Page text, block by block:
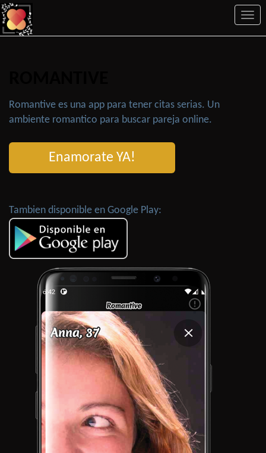
Romantive es una app para tener citas serias. Un
ambiente romantico para buscar pareja online.
Enamorate YA!
Tambien disponible en Google Play: